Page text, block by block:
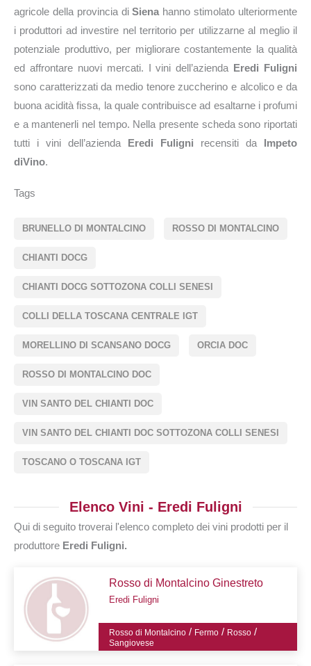
agricole della provincia diSiena hanno stimolato ulteriormente
i produttori ad investire nel territorio per utilizzarne al meglio il
potenziale produttivo, per migliorare costantemente la qualità
ed affrontare nuovi mercati. I vini dell’azienda Eredi Fuligni
sono caratterizzati da medio tenore zuccherino e alcolico e da
buona acidità fissa, la quale contribuisce ad esaltarne i profumi
e a mantenerli nel tempo. Nella presente scheda sono riportati
tutti i vini dell’azienda Eredi Fuligni recensiti da Impeto
diVino.
Tags
BRUNELLO DI MONTALCINO ROSSO DI MONTALCINO
CHIANTI DOCG
CHIANTI DOCG SOTTOZONA COLLI SENESI
COLLI DELLA TOSCANA CENTRALE IGT
MORELLINO DI SCANSANO DOCG ORCIA DOC
ROSSO DI MONTALCINO DOC
VIN SANTO DEL CHIANTI DOC
VIN SANTO DEL CHIANTI DOC SOTTOZONA COLLI SENESI
TOSCANO O TOSCANA IGT
Elenco Vini - Eredi Fuligni
Qui di seguito troverai l'elenco completo dei vini prodotti per il
produttore Eredi Fuligni.
Rosso di Montalcino Ginestreto
Eredi Fuligni
Rosso di Montalcino / Fermo / Rosso /
Sangiovese